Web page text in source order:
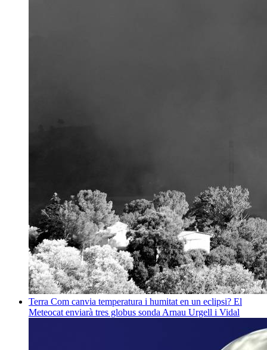
Terra Com canvia temperatura i humitat en un eclipsi? El
Meteocat enviarà tres globus sonda Arnau Urgell i Vidal